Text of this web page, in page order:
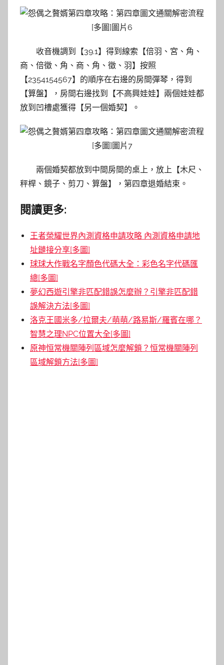
收音機調到【39.1】得到線索【倍羽、宮、角、
商、倍徵、角、商、角、徵、羽】按照
【2354154567】的順序在右邊的房間彈琴，得到
【算盤】，房間右邊找到【不高興娃娃】兩個娃娃都
放到凹槽處獲得【另一個婚契】。
兩個婚契都放到中間房間的桌上，放上【木尺、
秤桿、鏡子、剪刀、算盤】，第四章退婚結束。
閱讀更多:
王者榮耀世界內測資格申請攻略 內測資格申請地
址鏈接分享[多圖]
球球大作戰名字顏色代碼大全：彩色名字代碼匯
總[多圖]
夢幻西遊引擎非匹配錯誤怎麼辦？引擎非匹配錯
誤解決方法[多圖]
洛克王國米多/拉爾夫/萌萌/路易斯/羅賓在哪？
智慧之理NPC位置大全[多圖]
原神恒常機關陣列區域怎麼解鎖？恒常機關陣列
區域解鎖方法[多圖]